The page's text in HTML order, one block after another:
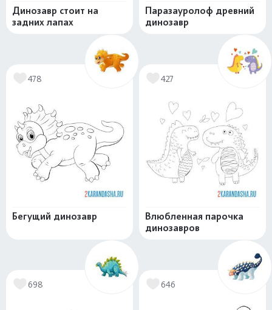
Динозавр стоит на
задних лапах
Паразауролоф древний
динозавр
478
Бегущий динозавр
427
Влюбленная парочка
динозавров
698 646